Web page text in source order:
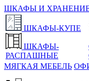
ШКАФЫ И
ШКАФЫ-КУПЕ
ШКАФЫ-
РАСПАШНЫЕ
МЯГКАЯ МЕБЕЛЬ